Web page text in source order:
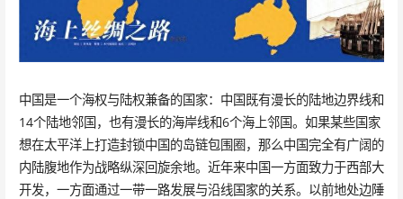
中国是一个海权与陆权兼备的国家：中国既有漫长的陆地边界线和
14个陆地邻国，也有漫长的海岸线和6个海上邻国。如果某些国家
想在太平洋上打造封锁中国的岛链包围圈，那么中国完全有广阔的
内陆腹地作为战略纵深回旋余地。近年来中国一方面致力于西部大
开发，一方面通过一带一路发展与沿线国家的关系。以前地处边陲